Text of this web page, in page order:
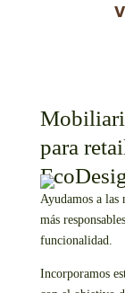
para
Ayudamos a las
más
funcionalidad.
Incorporamos